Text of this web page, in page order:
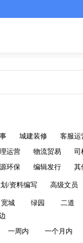
城建装修 客服运
运营 物流贸易 司
环保 编辑发行 其
/资料编写 高级文员
宽城 绿园 二道
一周内 一个月内